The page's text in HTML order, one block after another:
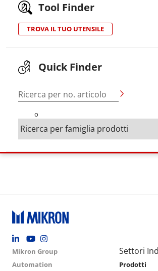
Tool Finder
TROVA IL TUO UTENSILE
Quick Finder
Ricerca per no. articolo
o
Footer social
Group menu
Mikron Group
Automation
Main
Settori
Prodotti